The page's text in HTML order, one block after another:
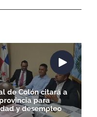
de Colón citará a
para
y desempleo